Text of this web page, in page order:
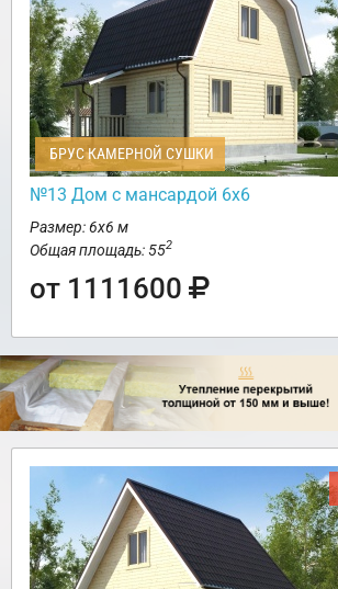
БРУС КАМЕРНОЙ СУШКИ
№13 Дом с мансардой 6х6
Размер: 6х6 м
Общая площадь: 552
от 1111600